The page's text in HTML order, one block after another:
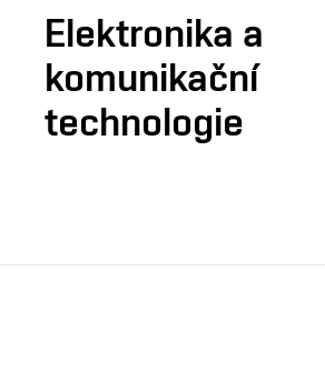
Elektronika a
komunikační
technologie